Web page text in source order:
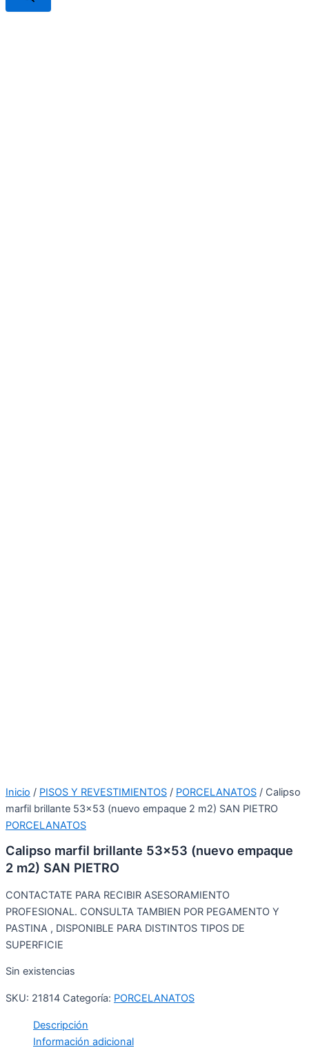
Inicio / PISOS Y REVESTIMIENTOS / PORCELANATOS / Calipso
marfil brillante 53×53 (nuevo empaque 2 m2) SAN PIETRO
PORCELANATOS
Calipso marfil brillante 53×53 (nuevo empaque
2 m2) SAN PIETRO
CONTACTATE PARA RECIBIR ASESORAMIENTO
PROFESIONAL. CONSULTA TAMBIEN POR PEGAMENTO Y
PASTINA , DISPONIBLE PARA DISTINTOS TIPOS DE
SUPERFICIE
Sin existencias
SKU: 21814 Categoría: PORCELANATOS
Descripción
Información adicional